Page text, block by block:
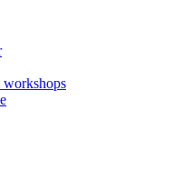
workshops